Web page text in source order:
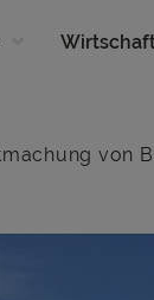
von